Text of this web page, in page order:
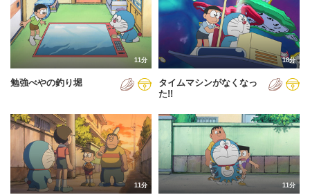
配信が古い順
配信が新しい順
あいうえお順(降順)
動画が長い順
動画が短い順
未視聴
2005年
2006年
2007年
2008年
2011年
2012年
通常回
誕生日スペシャル
11分
勉強べやの釣り堀
18分
タイムマシンがなくなっ
た!!
11分 11分